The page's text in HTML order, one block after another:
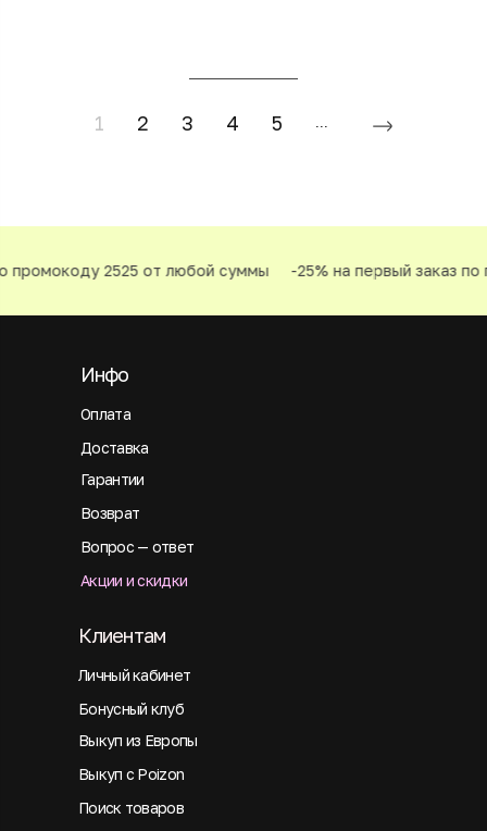
1 2 3 4 5 ...
2525 от любой суммы -25% на первый заказ по
Оплата
Инфо
Доставка
Гарантии
Возврат
Вопрос — ответ
Акции и скидки
Личный кабинет
Клиентам
Бонусный клуб
Выкуп из Европы
Выкуп с Poizon
Поиск товаров